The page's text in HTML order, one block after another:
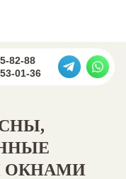
82-88
01-36